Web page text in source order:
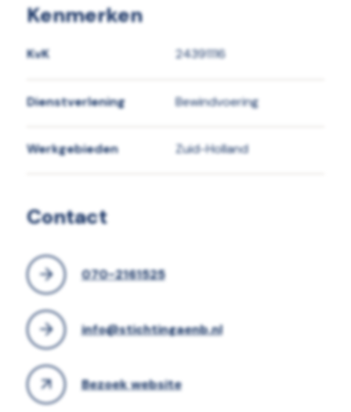
Kenmerken
KvK 24391116
Dienstverlening Bewindvoering
Werkgebieden Zuid-Holland
Contact
070-2161525
info@stichtingaenb.nl
Bezoek website